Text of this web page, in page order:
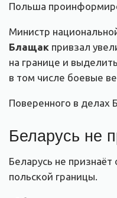
Польша
Министр
Блащак привзал
на границе и
в том числе боевые
Поверенного в делах
Беларусь не
Беларусь не
польской границы.